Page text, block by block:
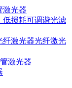
激光器
低损耗可调谐光滤
纤激光器光纤激光
激光器